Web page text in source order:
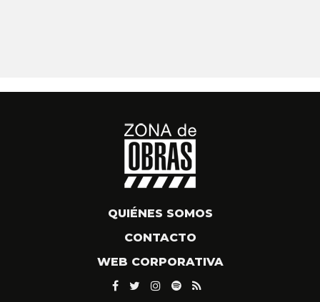
QUIÉNES SOMOS
CONTACTO
WEB CORPORATIVA